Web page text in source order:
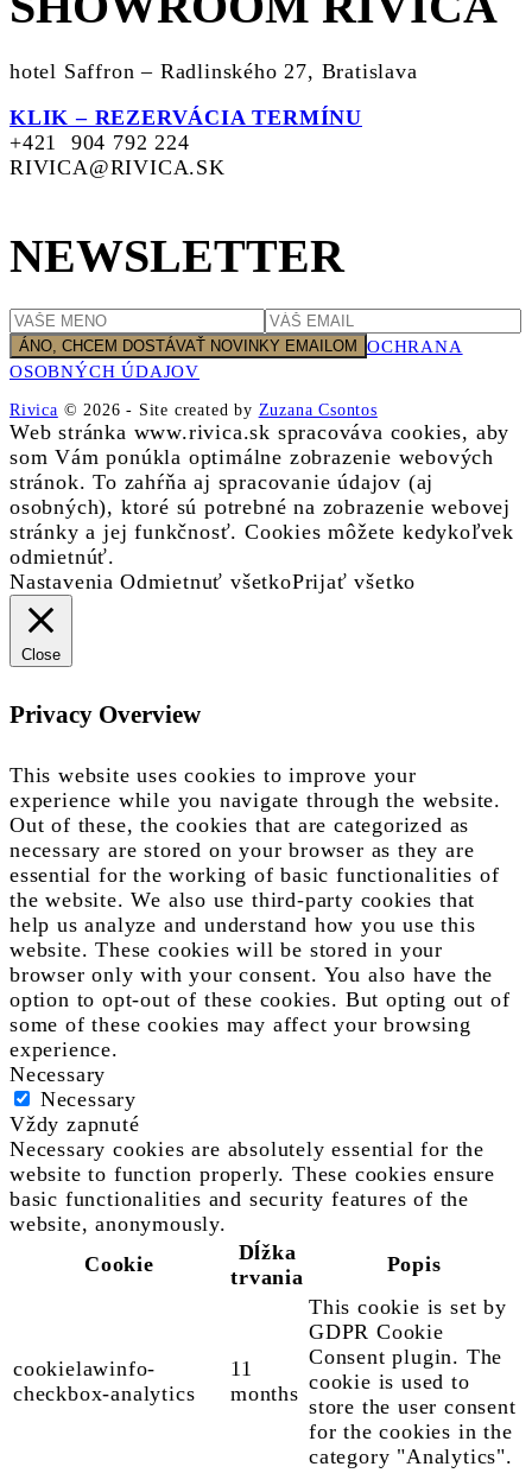
hotel Saffron – Radlinského 27, Bratislava
KLIK – REZERVÁCIA TERMÍNU
+421 904 792 224
RIVICA@RIVICA.SK
NEWSLETTER
OCHRANA
OSOBNÝCH ÚDAJOV
Rivica © 2026- Site created by Zuzana Csontos
Web stránka www.rivica.sk spracováva cookies, aby
som Vám ponúkla optimálne zobrazenie webových
stránok. To zahŕňa aj spracovanie údajov (aj
osobných), ktoré sú potrebné na zobrazenie webovej
stránky a jej funkčnosť. Cookies môžete kedykoľvek
odmietnúť.
Nastavenia Odmietnuť všetkoPrijať všetko
Close
Privacy Overview
This website uses cookies to improve your
experience while you navigate through the website.
Out of these, the cookies that are categorized as
necessary are stored on your browser as they are
essential for the working of basic functionalities of
the website. We also use third-party cookies that
help us analyze and understand how you use this
website. These cookies will be stored in your
browser only with your consent. You also have the
option to opt-out of these cookies. But opting out of
some of these cookies may affect your browsing
experience.
Necessary
Necessary
Vždy zapnuté
Necessary cookies are absolutely essential for the
website to function properly. These cookies ensure
basic functionalities and security features of the
website, anonymously.
Cookie
Dĺžka
trvania
Popis
cookielawinfo-
checkbox-analytics
11
months
This cookie is set by
GDPR Cookie
Consent plugin. The
cookie is used to
store the user consent
for the cookies in the
category "Analytics".